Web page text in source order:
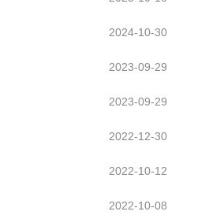
2024-10-30
2023-09-29
2023-09-29
2022-12-30
2022-10-12
2022-10-08